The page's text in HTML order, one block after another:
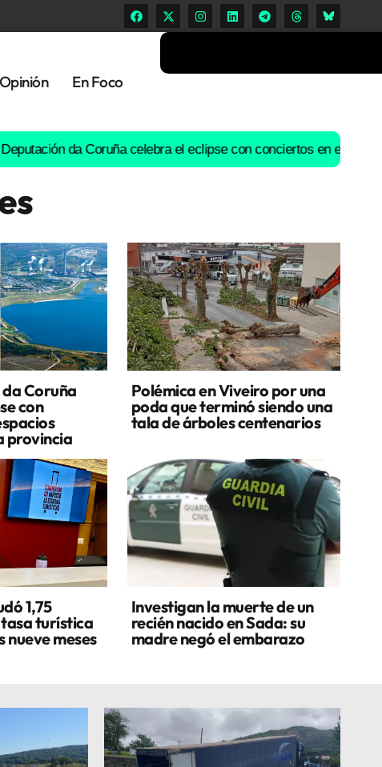
Opinión En Foco
da Coruña celebra el eclipse con conciertos en espacios
Coruña
con
provincia
Polémica en Viveiro por una
poda que terminó siendo una
tala de árboles centenarios
1,75
tasa turística
nueve meses
Investigan la muerte de un
recién nacido en Sada: su
madre negó el embarazo